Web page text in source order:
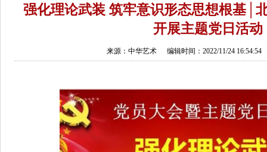
强化理论武装 筑牢意识形态思想根基│
开展主题党日活动
来源：中华艺术 编辑时间：2022/11/24 16:54:54